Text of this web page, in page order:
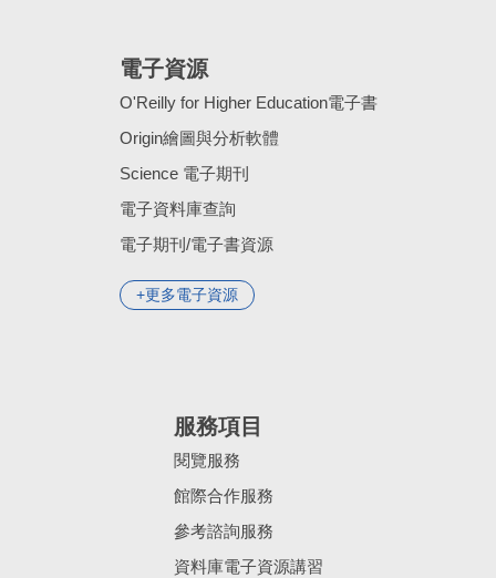
電子資源
O'Reilly for Higher Education電子書
Origin繪圖與分析軟體
Science 電子期刊
電子資料庫查詢
電子期刊/電子書資源
更多電子資源
服務項目
閱覽服務
館際合作服務
參考諮詢服務
資料庫電子資源講習